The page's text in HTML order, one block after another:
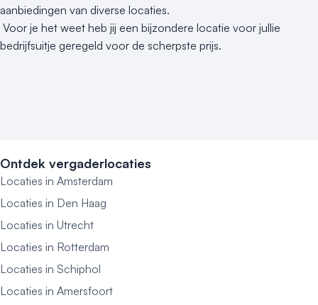
aanbiedingen van diverse locaties.
Voor je het weet heb jij een bijzondere locatie voor jullie
bedrijfsuitje geregeld voor de scherpste prijs.
Ontdek vergaderlocaties
Locaties in Amsterdam
Locaties in Den Haag
Locaties in Utrecht
Locaties in Rotterdam
Locaties in Schiphol
Locaties in Amersfoort